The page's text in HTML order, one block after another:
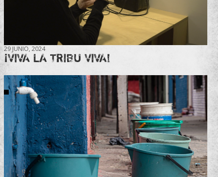
29 JUNIO, 2024
¡VIVA LA TRIBU VIVA!